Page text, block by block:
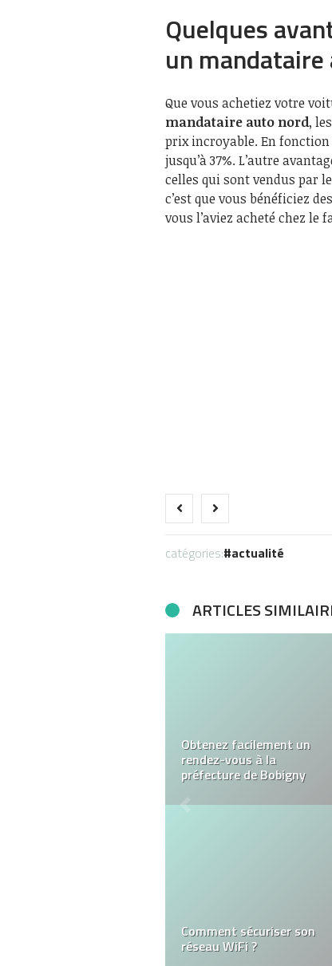
Quelques
un
Que vous achetiez votre
mandataire auto nord,
prix incroyable. En
jusqu’à 37%. L’autre
celles qui sont vendus par
c’est que vous bénéficiez
vous l’aviez acheté chez le
catégories: actualité
ARTICLES
Localiser un téléphone
portable : quels les
avantages ?
Acheter des vêtements
de pirate